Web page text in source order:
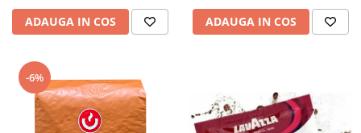
ADAUGA IN COS ADAUGA IN COS
-6%